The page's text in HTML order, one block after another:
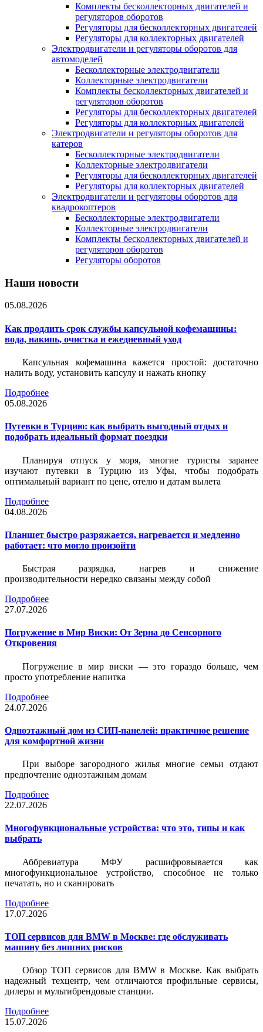
Комплекты бесколлекторных двигателей и
регуляторов оборотов
Регуляторы для бесколлекторных двигателей
Регуляторы для коллекторных двигателей
Электродвигатели и регуляторы оборотов для
автомоделей
Бесколлекторные электродвигатели
Коллекторные электродвигатели
Комплекты бесколлекторных двигателей и
регуляторов оборотов
Регуляторы для бесколлекторных двигателей
Регуляторы для коллекторных двигателей
Электродвигатели и регуляторы оборотов для
катеров
Бесколлекторные электродвигатели
Коллекторные электродвигатели
Регуляторы для бесколлекторных двигателей
Регуляторы для коллекторных двигателей
Электродвигатели и регуляторы оборотов для
квадрокоптеров
Бесколлекторные электродвигатели
Коллекторные электродвигатели
Комплекты бесколлекторных двигателей и
регуляторов оборотов
Регуляторы оборотов
Наши новости
05.08.2026
Как продлить срок службы капсульной кофемашины:
вода, накипь, очистка и ежедневный уход
Капсульная кофемашина кажется простой: достаточно
налить воду, установить капсулу и нажать кнопку
Подробнее
05.08.2026
Путевки в Турцию: как выбрать выгодный отдых и
подобрать идеальный формат поездки
Планируя отпуск у моря, многие туристы заранее
изучают путевки в Турцию из Уфы, чтобы подобрать
оптимальный вариант по цене, отелю и датам вылета
Подробнее
04.08.2026
Планшет быстро разряжается, нагревается и медленно
работает: что могло произойти
Быстрая разрядка, нагрев и снижение
производительности нередко связаны между собой
Подробнее
27.07.2026
Погружение в Мир Виски: От Зерна до Сенсорного
Откровения
Погружение в мир виски — это гораздо больше, чем
просто употребление напитка
Подробнее
24.07.2026
Одноэтажный дом из СИП-панелей: практичное решение
для комфортной жизни
При выборе загородного жилья многие семьи отдают
предпочтение одноэтажным домам
Подробнее
22.07.2026
Многофункциональные устройства: что это, типы и как
выбрать
Аббревиатура МФУ расшифровывается как
многофункциональное устройство, способное не только
печатать, но и сканировать
Подробнее
17.07.2026
ТОП сервисов для BMW в Москве: где обслуживать
машину без лишних рисков
Обзор ТОП сервисов для BMW в Москве. Как выбрать
надежный техцентр, чем отличаются профильные сервисы,
дилеры и мультибрендовые станции.
Подробнее
15.07.2026